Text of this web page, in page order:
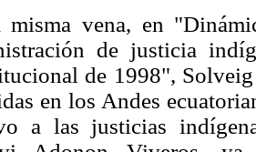
vena, en
de justicia
de 1998",
en los Andes
a las justicias